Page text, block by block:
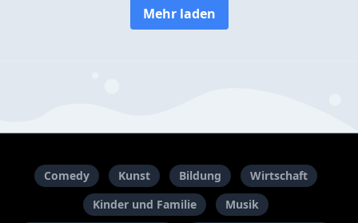
Mehr laden
Comedy Kunst Bildung
Wirtschaft
Kinder und Familie
Musik